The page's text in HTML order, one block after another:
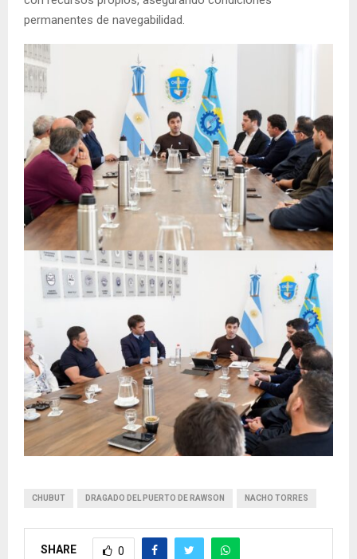
permanentes de navegabilidad.
CHUBUT DRAGADO DEL PUERTO DE RAWSON NACHO TORRES
SHARE 0